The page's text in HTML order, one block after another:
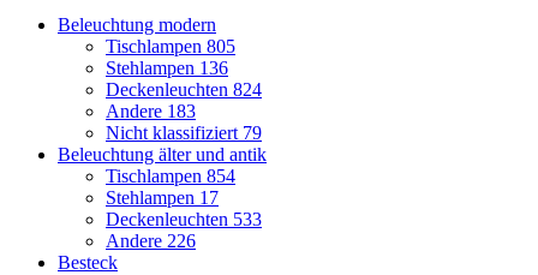
Beleuchtung modern
Tischlampen 805
Stehlampen 136
Deckenleuchten 824
Andere 183
Nicht klassifiziert 79
Beleuchtung älter und antik
Tischlampen 854
Stehlampen 17
Deckenleuchten 533
Andere 226
Besteck